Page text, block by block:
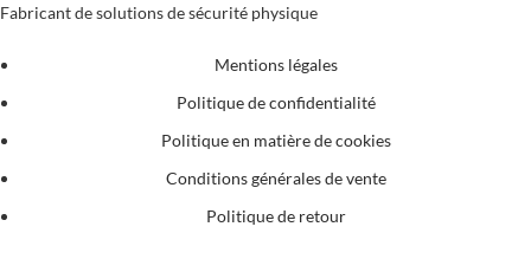
Fabricant de solutions de sécurité physique
Mentions légales
Politique de confidentialité
Politique en matière de cookies
Conditions générales de vente
Politique de retour